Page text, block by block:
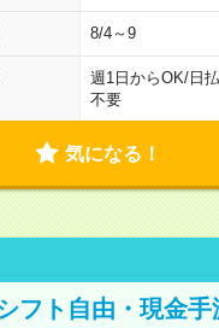
8/4～9
週1日からOK/日
不要
気になる！
シフト自由・現金